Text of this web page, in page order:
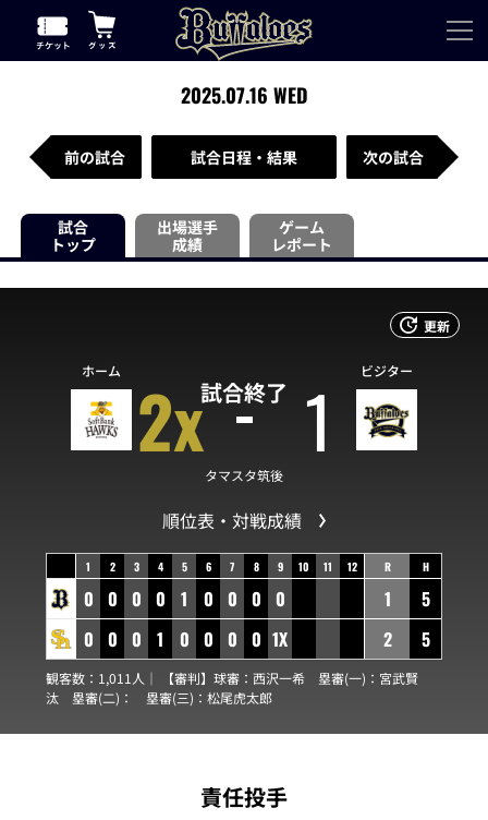
2025.07.16 WED
前の試合 試合日程・結果 次の試合
試合
トップ
出場選手
成績
ゲーム
レポート
更新
試合終了
ホーム 2x 1 ビジター
タマスタ筑後
順位表・対戦成績
1 2 3 4 5 6 7 8 9 10 11 12
0 0 0 0 1 0 0 0 0
0 0 0 1 0 0 0 0 1X
R H
1
5
2
5
観客数：1,011人｜ 【審判】球審： 西沢一希 塁審(一)： 宮武賢
汰 塁審(二)： 塁審(三)： 松尾虎太郎
責任投手